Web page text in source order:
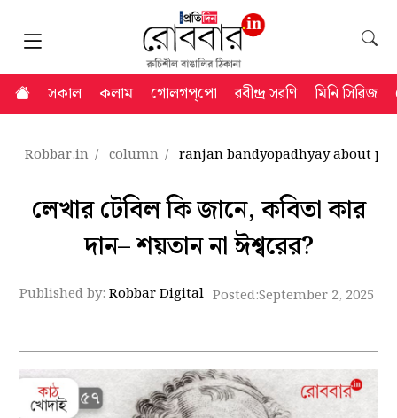
সকাল কলাম গোলগপ্‌পো রবীন্দ্র সরণি মিনি সিরিজ
Robbar.in column ranjan bandyopadhyay about
লেখার টেবিল কি জানে, কবিতা কার
দান– শয়তান না ঈশ্বরের?
Published by:Robbar Digital Posted:September 2, 2025